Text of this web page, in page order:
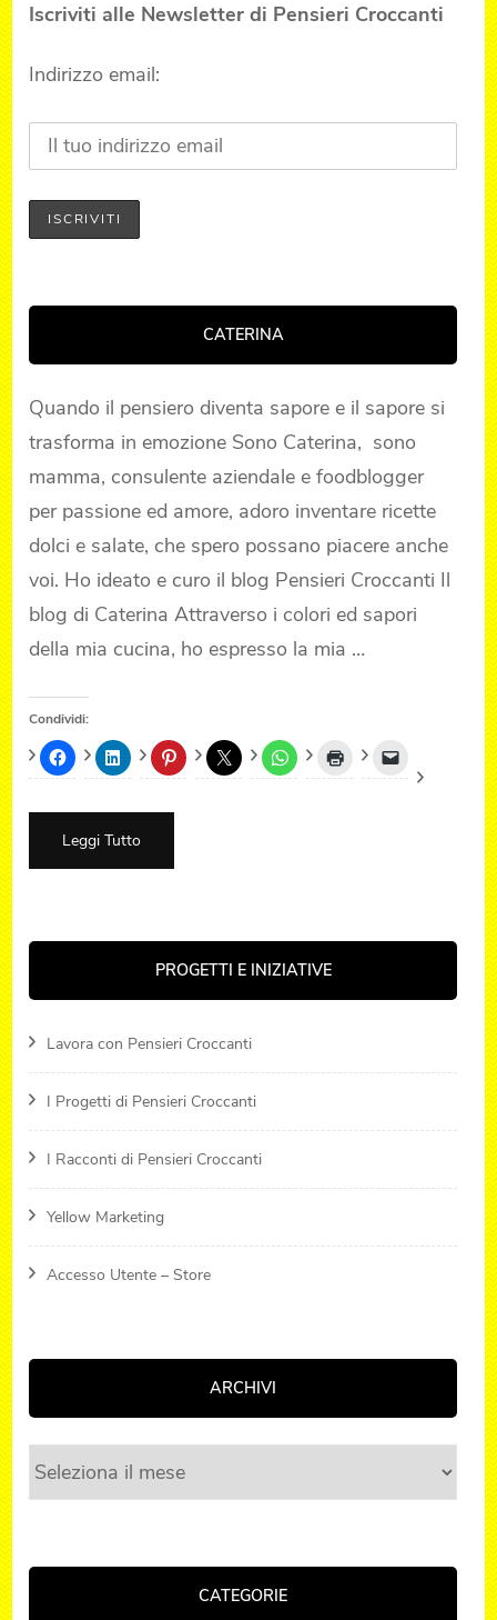
Iscriviti alle Newsletter di Pensieri Croccanti
Indirizzo email:
CATERINA
Quando il pensiero diventa sapore e il sapore si
trasforma in emozione Sono Caterina, sono
mamma, consulente aziendale e foodblogger
per passione ed amore, adoro inventare ricette
dolci e salate, che spero possano piacere anche
voi. Ho ideato e curo il blog Pensieri Croccanti Il
blog di Caterina Attraverso i colori ed sapori
della mia cucina, ho espresso la mia …
Condividi:
Leggi Tutto
PROGETTI E INIZIATIVE
Lavora con Pensieri Croccanti
I Progetti di Pensieri Croccanti
I Racconti di Pensieri Croccanti
Yellow Marketing
Accesso Utente – Store
ARCHIVI
Archivi
CATEGORIE